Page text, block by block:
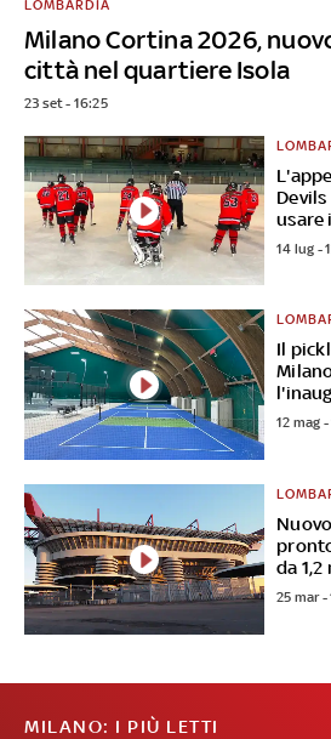
Milano Cortina 2026,
città nel quartiere Isola
LOMBARDIA
23 set - 16:25
usare
14 lug -
Il
12 mag -
da
25 mar
MILANO: I PIÙ LETTI